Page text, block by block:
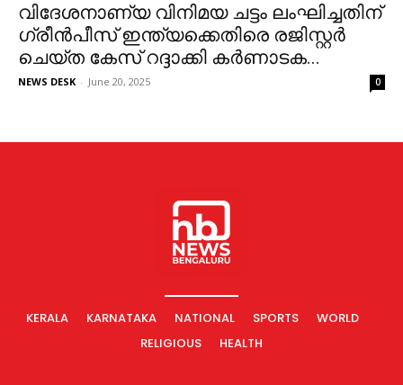
വിദേശനാണ്യ വിനിമയ ചട്ടം ലംഘിച്ചതിന്
ഗ്രീന്‍പീസ് ഇന്ത്യക്കെതിരെ രജിസ്റ്റര്‍
ചെയ്ത കേസ് റദ്ദാക്കി കര്‍ണാടക...
NEWS DESK - June 20, 2025 0
KERALA KARNATAKA NATIONAL SPORTS
WORLD
RELIGIOUS
HEALTH